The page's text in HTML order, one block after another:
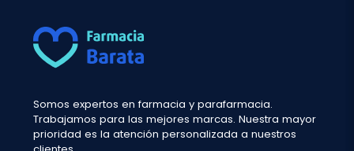
Somos expertos en farmacia y parafarmacia.
Trabajamos para las mejores marcas. Nuestra mayor
prioridad es la atención personalizada a nuestros